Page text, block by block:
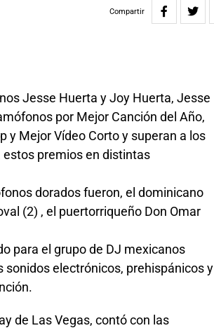
Compartir
Jesse Huerta y Joy Huerta, Jesse
por Mejor Canción del Año,
y Mejor Vídeo Corto y superan a los
premios en distintas
dorados fueron, el dominicano
(2) , el puertorriqueño Don Omar
para el grupo de DJ mexicanos
sonidos electrónicos, prehispánicos y
de Las Vegas, contó con las